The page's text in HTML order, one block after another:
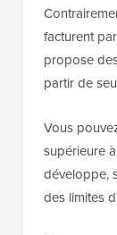
facturent
propose
partir de
Vous
supérieure
développe,
des limites